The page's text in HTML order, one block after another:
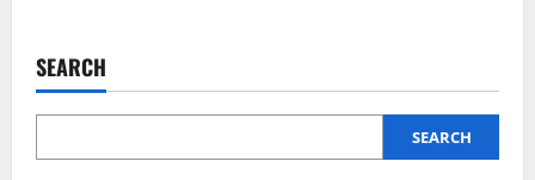
Werdegang
berufliche
SEARCH
SEARCH